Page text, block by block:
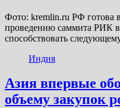
Фото: kremlin.ru РФ готова
проведению саммита РИК в
способствовать
Индия
Азия впервые
объему закупок